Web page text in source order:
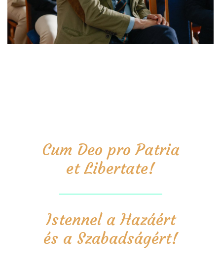
Cum Deo pro Patria
et Libertate!
Istennel a Hazáért
és a Szabadságért!